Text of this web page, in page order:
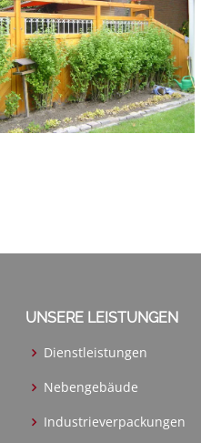
UNSERE LEISTUNGEN
Dienstleistungen
Nebengebäude
Industrieverpackungen